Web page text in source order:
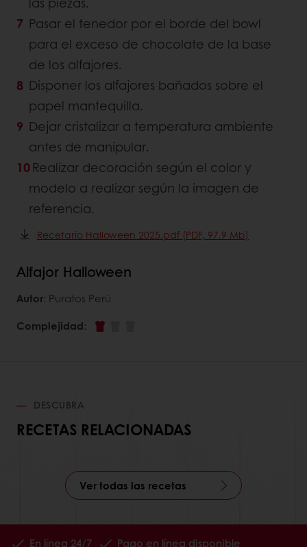
Pasar el tenedor por el borde del bowl
para el exceso de chocolate de la base
de los alfajores.
Disponer los alfajores bañados sobre el
papel mantequilla.
Dejar cristalizar a temperatura ambiente
antes de manipular.
Realizar decoración según el color y
modelo a realizar según la imagen de
referencia.
Recetario Halloween 2025.pdf (PDF, 97.9 Mb)
Alfajor Halloween
Autor: Puratos Perú
Complejidad:
DESCUBRA
RECETAS RELACIONADAS
Ver todas las recetas
En línea 24/7
Pago en línea disponible